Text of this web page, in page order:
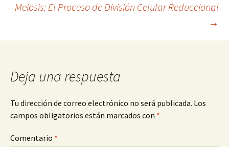
de
entradas
Meiosis: El Proceso de División Celular Reduccional
→
Deja una respuesta
Tu dirección de correo electrónico no será publicada. Los
campos obligatorios están marcados con *
Comentario *